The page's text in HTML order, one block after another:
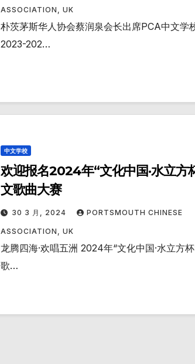
ASSOCIATION, UK
朴茨茅斯华人协会蔡润泉会长出席PCA中文学
2023-202…
中文学校
欢迎报名2024年“文化中国·水立方
文歌曲大赛
30 3 月, 2024 PORTSMOUTH CHINESE
ASSOCIATION, UK
龙腾四海·欢唱五洲 2024年“文化中国·水立方
歌…